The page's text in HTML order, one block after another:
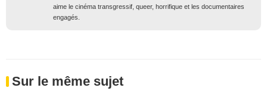
aime le cinéma transgressif, queer, horrifique et les documentaires
engagés.
Sur le même sujet